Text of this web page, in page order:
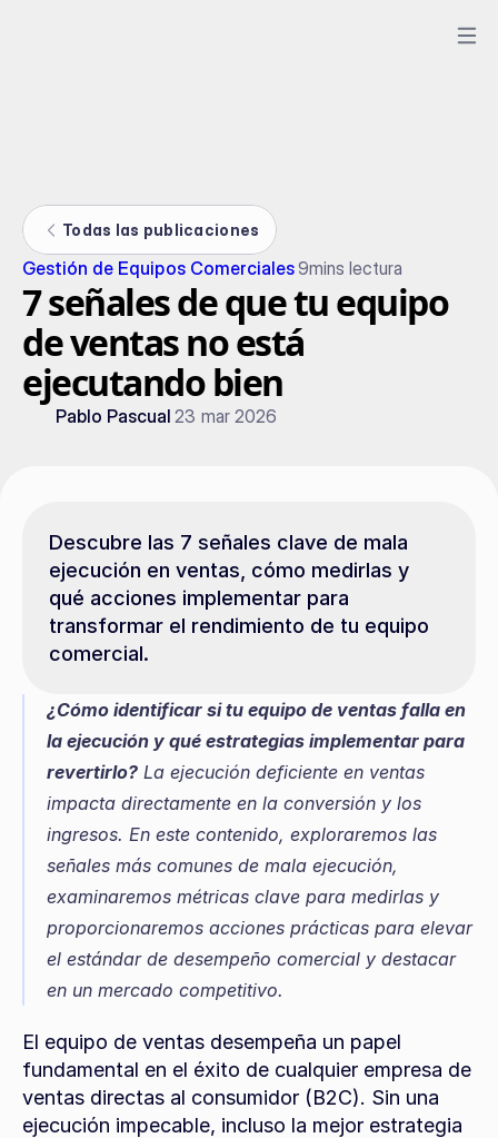
Todas las publicaciones
Gestión de Equipos Comerciales9mins lectura
7 señales de que tu equipo
de ventas no está
ejecutando bien
Pablo Pascual 23 mar 2026
Descubre las 7 señales clave de mala
ejecución en ventas, cómo medirlas y
qué acciones implementar para
transformar el rendimiento de tu equipo
comercial.
¿Cómo identificar si tu equipo de ventas falla en
la ejecución y qué estrategias implementar para
revertirlo? La ejecución deficiente en ventas
impacta directamente en la conversión y los
ingresos. En este contenido, exploraremos las
señales más comunes de mala ejecución,
examinaremos métricas clave para medirlas y
proporcionaremos acciones prácticas para elevar
el estándar de desempeño comercial y destacar
en un mercado competitivo.
El equipo de ventas desempeña un papel
fundamental en el éxito de cualquier empresa de
ventas directas al consumidor (B2C). Sin una
ejecución impecable, incluso la mejor estrategia